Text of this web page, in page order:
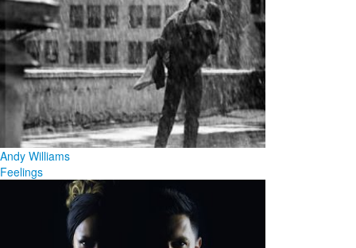
Andy Williams
Feelings